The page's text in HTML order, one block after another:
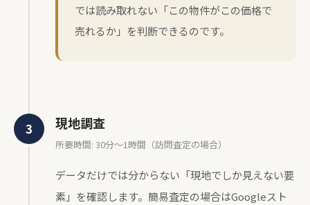
では読み取れない「この物件がこの価格で
売れるか」を判断できるのです。
現地調査
所要時間: 30分〜1時間（訪問査定の場合）
データだけでは分からない「現地でしか見えない要
素」を確認します。簡易査定の場合はGoogleスト